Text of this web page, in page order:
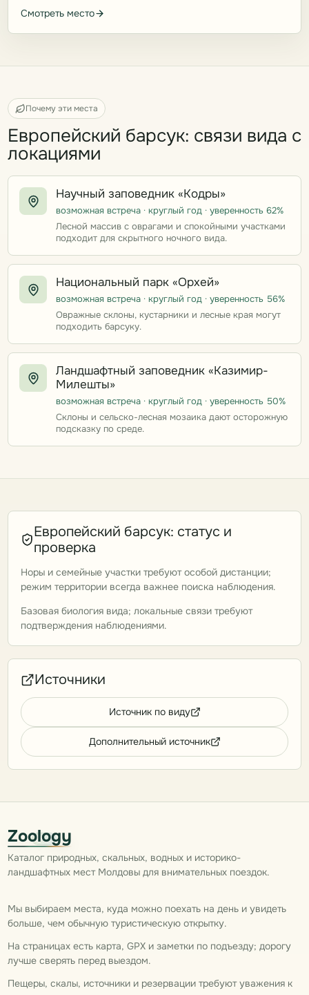
Смотреть место
Почему эти места
Европейский барсук: связи вида с
локациями
Научный заповедник «Кодры»
возможная встреча · круглый год · уверенность 62%
Лесной массив с оврагами и спокойными участками
подходит для скрытного ночного вида.
Национальный парк «Орхей»
возможная встреча · круглый год · уверенность 56%
Овражные склоны, кустарники и лесные края могут
подходить барсуку.
Ландшафтный заповедник «Казимир-
Милешты»
возможная встреча · круглый год · уверенность 50%
Склоны и сельско-лесная мозаика дают осторожную
подсказку по среде.
Европейский барсук: статус и
проверка
Норы и семейные участки требуют особой дистанции;
режим территории всегда важнее поиска наблюдения.
Базовая биология вида; локальные связи требуют
подтверждения наблюдениями.
Источники
Источник по виду
Дополнительный источник
Zoology
Каталог природных, скальных, водных и историко-
ландшафтных мест Молдовы для внимательных поездок.
Мы выбираем места, куда можно поехать на день и увидеть
больше, чем обычную туристическую открытку.
На страницах есть карта, GPX и заметки по подъезду; дорогу
лучше сверять перед выездом.
Пещеры, скалы, источники и резервации требуют уважения к